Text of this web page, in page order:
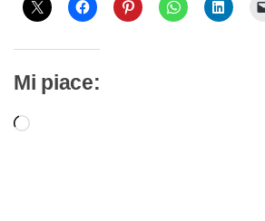
Mi piace:
Caricamento